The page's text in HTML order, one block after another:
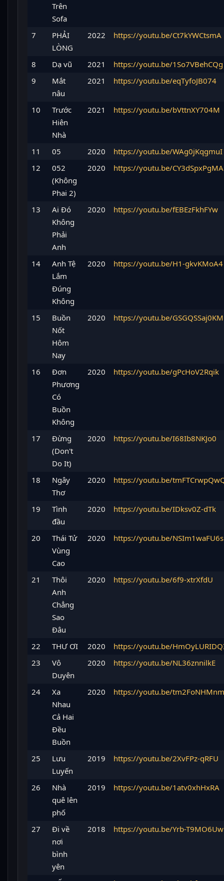
Trên
Sofa
7
PHẢI
LÒNG
2022 https://youtu.be/Ct7kYWCtsmA
8 Dạ vũ 2021
https://youtu.be/1So7VBehCQg
9
Mắt
nâu
2021 https://youtu.be/eqTyfoJB074
10
Trước
Hiên
Nhà
2021 https://youtu.be/bVttnXY704M
11 05 2020
https://youtu.be/WAg0jKqgmuI
12
052
(Không
Phai 2)
2020 https://youtu.be/CY3dSpxPgMA
13
Ai Đó
Không
Phải
Anh
2020 https://youtu.be/fEBEzFkhFYw
14
Anh Tệ
Lắm
Đúng
Không
2020 https://youtu.be/H1-gkvKMoA4
15
Buồn
Nốt
Hôm
Nay
2020 https://youtu.be/GSGQSSaj0KM
16
Đơn
Phương
Có
Buồn
Không
2020 https://youtu.be/gPcHoV2Rqik
17
Đừng
(Don't
Do It)
2020 https://youtu.be/I68Ib8NKJo0
18
Ngây
Thơ
2020 https://youtu.be/
19
Tình
đầu
2020 https://youtu.be/IDksv0Z-dTk
20
Thái Tử
Vùng
Cao
2020 https://youtu.be/NSIm1waFU6s
21
Thôi
Anh
Chẳng
Sao
Đâu
2020 https://youtu.be/6f9-xtrXfdU
22 THƯ ƠI 2020
https://youtu.be/
23
Vô
Duyên
2020 https://youtu.be/NL36znnilkE
24
Xa
Nhau
Cả Hai
Đều
Buồn
2020 https://youtu.be/
25
Lưu
Luyến
2019 https://youtu.be/2XvFPz-qRFU
26
Nhà
quê lên
phố
2019 https://youtu.be/1atv0xhHxRA
27
Đi về
nơi
bình
yên
2018 https://youtu.be/Yrb-T9MO6Uw